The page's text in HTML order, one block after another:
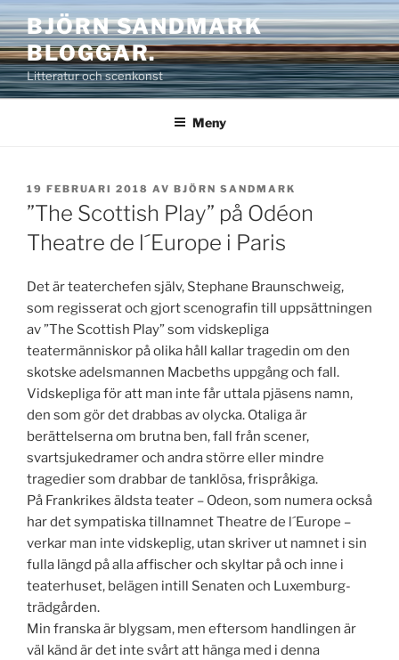
Hoppa
till
innehåll
BJÖRN SANDMARK
BLOGGAR.
Litteratur och scenkonst
Meny
PUBLICERAT
19 FEBRUARI 2018 AV BJÖRN SANDMARK
”The Scottish Play” på Odéon
Theatre de l´Europe i Paris
Det är teaterchefen själv, Stephane Braunschweig,
som regisserat och gjort scenografin till uppsättningen
av ”The Scottish Play” som vidskepliga
teatermänniskor på olika håll kallar tragedin om den
skotske adelsmannen Macbeths uppgång och fall.
Vidskepliga för att man inte får uttala pjäsens namn,
den som gör det drabbas av olycka. Otaliga är
berättelserna om brutna ben, fall från scener,
svartsjukedramer och andra större eller mindre
tragedier som drabbar de tanklösa, frispråkiga.
På Frankrikes äldsta teater – Odeon, som numera också
har det sympatiska tillnamnet Theatre de l´Europe –
verkar man inte vidskeplig, utan skriver ut namnet i sin
fulla längd på alla affischer och skyltar på och inne i
teaterhuset, belägen intill Senaten och Luxemburg-
trädgården.
Min franska är blygsam, men eftersom handlingen är
väl känd är det inte svårt att hänga med i denna